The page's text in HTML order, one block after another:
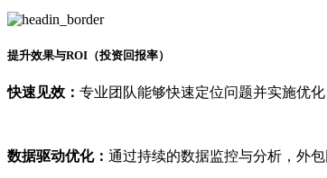
提升效果与ROI（投资回报率）
快速见效： 专业团队能够快速定位问题并实施优化
数据驱动优化： 通过持续的数据监控与分析，外